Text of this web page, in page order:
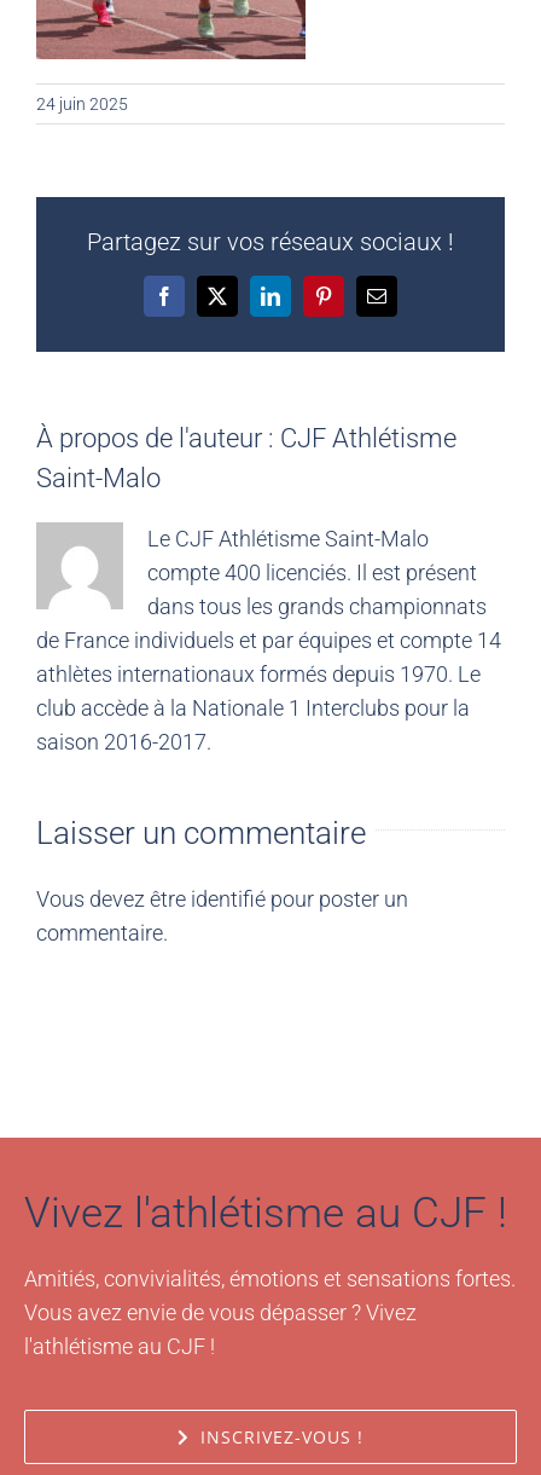
24 juin 2025
Partagez sur vos réseaux sociaux !
Facebook
X LinkedInPinterestEmail
À propos de l'auteur : CJF Athlétisme
Saint-Malo
Le CJF Athlétisme Saint-Malo
compte 400 licenciés. Il est présent
dans tous les grands championnats
de France individuels et par équipes et compte 14
athlètes internationaux formés depuis 1970. Le
club accède à la Nationale 1 Interclubs pour la
saison 2016-2017.
Laisser un commentaire
Vous devez être identifié pour poster un
commentaire.
Vivez l'athlétisme au CJF !
Amitiés, convivialités, émotions et sensations fortes.
Vous avez envie de vous dépasser ? Vivez
l'athlétisme au CJF !
INSCRIVEZ-VOUS !